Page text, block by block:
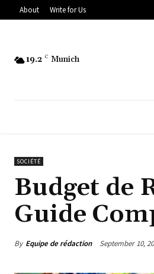
About Write for Us
19.2 C Munich
SOCIÉTÉ
Budget de
Guide
By Equipe de rédaction September 10,